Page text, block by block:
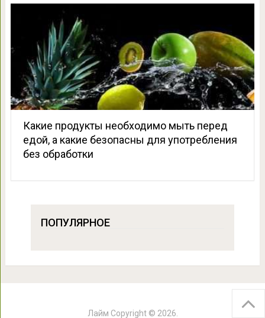
Какие продукты необходимо мыть перед
едой, а какие безопасны для употребления
без обработки
ПОПУЛЯРНОЕ
Лайм Copyright © 2026.